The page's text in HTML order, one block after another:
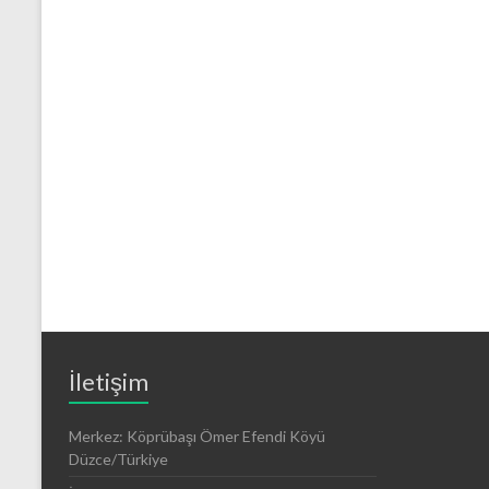
İletişim
Merkez: Köprübaşı Ömer Efendi Köyü
Düzce/Türkiye